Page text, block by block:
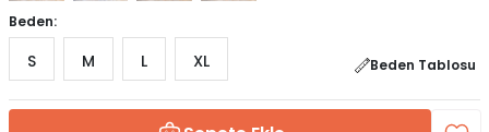
Beden:
S M L XL Beden Tablosu